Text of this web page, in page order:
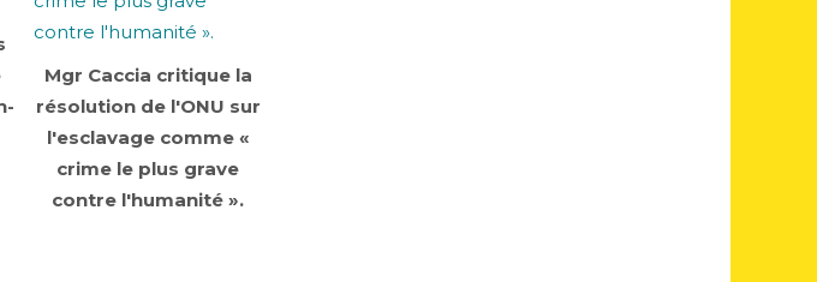
Mgr Caccia critique la
résolution de l'ONU sur
l'esclavage comme «
crime le plus grave
contre l'humanité ».